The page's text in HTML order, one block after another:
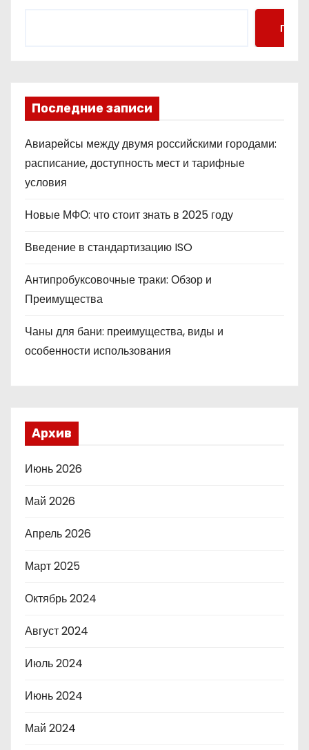
Поиск
Последние записи
Авиарейсы между двумя российскими городами:
расписание, доступность мест и тарифные
условия
Новые МФО: что стоит знать в 2025 году
Введение в стандартизацию ISO
Антипробуксовочные траки: Обзор и
Преимущества
Чаны для бани: преимущества, виды и
особенности использования
Архив
Июнь 2026
Май 2026
Апрель 2026
Март 2025
Октябрь 2024
Август 2024
Июль 2024
Июнь 2024
Май 2024